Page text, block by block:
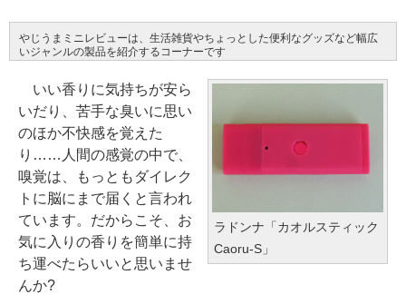
やじうまミニレビューは、生活雑貨やちょっとした便利なグッズなど幅広
いジャンルの製品を紹介するコーナーです
ラドンナ「カオルスティック
Caoru-S」
いい香りに気持ちが安ら
いだり、苦手な臭いに思い
のほか不快感を覚えた
り……人間の感覚の中で、
嗅覚は、もっともダイレク
トに脳にまで届くと言われ
ています。だからこそ、お
気に入りの香りを簡単に持
ち運べたらいいと思いませ
んか?